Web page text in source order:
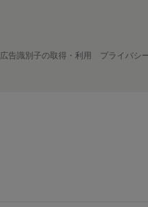
広告識別子の取得・利用 プライバシ